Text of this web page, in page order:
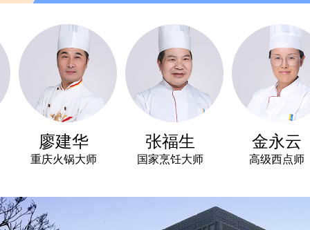
廖建华
重庆火锅大师
张福生
国家烹饪大师
金永云
高级西点师